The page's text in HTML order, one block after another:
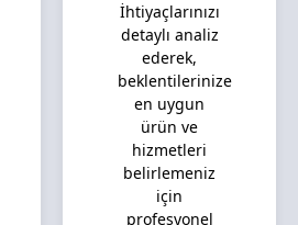
İhtiyaçlarınızı
detaylı analiz
ederek,
beklentilerinize
en uygun
ürün ve
hizmetleri
belirlemeniz
için
profesyonel